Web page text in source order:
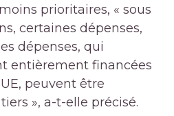
prioritaires, « sous
certaines dépenses,
dépenses, qui
entièrement financées
peuvent être
», a-t-elle précisé.